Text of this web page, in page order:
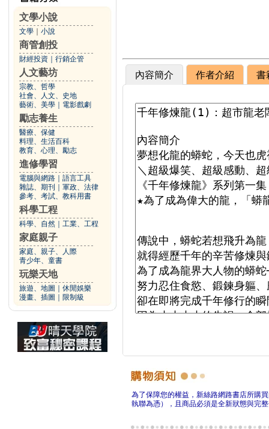
文學小說
文學 小說
商管創投
財經投資 行銷企管
人文藝坊
宗教、哲學
社會、人文、史地
藝術、美學
電影戲劇
勵志養生
醫療、保健
料理、生活百科
教育、心理、勵志
進修學習
電腦與網路
語言工具
雜誌、期刊
軍政、法律
參考、考試、教科用書
科學工程
科學、自然 工業、工程
家庭親子
家庭、親子、人際
青少年、童書
玩樂天地
旅遊、地圖
休閒娛樂
漫畫、插圖
限制級
內容簡介 作者介紹 書
為了保障您的權益，新絲路網路書店所購
執聯為憑），且商品必須是全新狀態與完